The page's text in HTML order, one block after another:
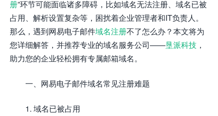
册”环节可能面临诸多障碍，比如域名无法注册、域名已被
占用、解析设置复杂等，困扰着企业管理者和IT负责人。
那么，遇到网易电子邮件域名注册不了怎么办？本文将为
您详细解答，并推荐专业的域名服务公司——垦派科技 ，
助力您的企业轻松拥有专属邮箱域名。
一、网易电子邮件域名常见注册难题
1. 域名已被占用